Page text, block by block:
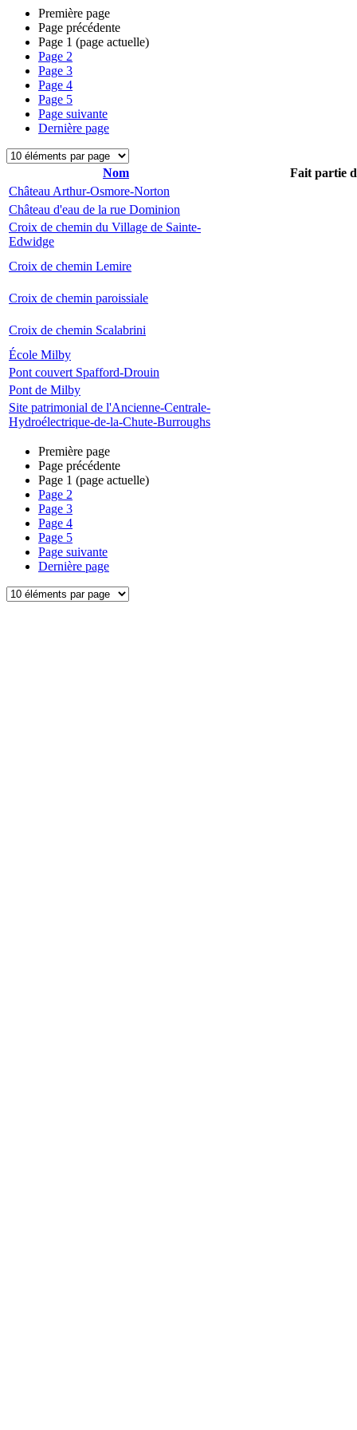
Première page
Page précédente
Page 1 (page actuelle)
Page 2
Page 3
Page 4
Page 5
Page suivante
Dernière page
Nom
Fait partie
Château Arthur-Osmore-Norton
Château d'eau de la rue Dominion
Croix de chemin du Village de Sainte-
Edwidge
Croix de chemin Lemire
Croix de chemin paroissiale
Croix de chemin Scalabrini
École Milby
Pont couvert Spafford-Drouin
Pont de Milby
Site patrimonial de l'Ancienne-Centrale-
Hydroélectrique-de-la-Chute-Burroughs
Première page
Page précédente
Page 1 (page actuelle)
Page 2
Page 3
Page 4
Page 5
Page suivante
Dernière page